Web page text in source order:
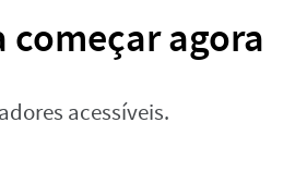
começar agora
acessíveis.